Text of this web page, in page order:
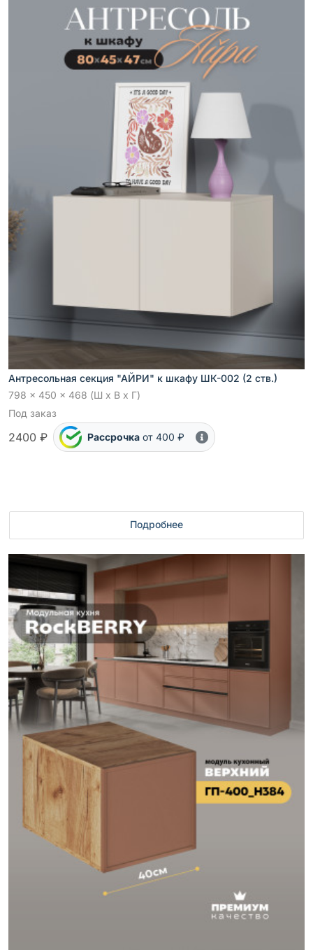
Антресольная секция "АЙРИ" к шкафу ШК-002 (2 ств.)
798 x 450 x 468 (Ш x В x Г)
Под заказ
2400 ₽ Рассрочка от 400 ₽
Подробнее